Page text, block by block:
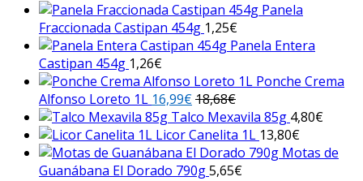
Panela
Fraccionada Castipan 454g 1,25€
Panela Entera
Castipan 454g 1,26€
Ponche Crema
Alfonso Loreto 1L 16,99€18,68€
Talco Mexavila 85g 4,80€
Licor Canelita 1L 13,80€
Motas de
Guanábana El Dorado 790g5,65€